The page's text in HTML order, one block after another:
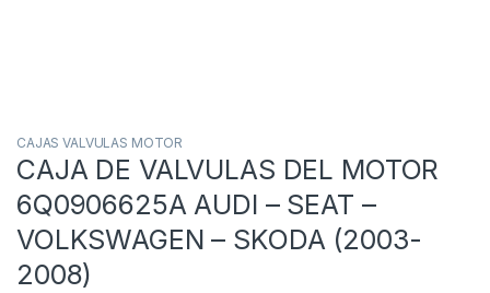
CAJAS VALVULAS MOTOR
CAJA DE VALVULAS DEL MOTOR
6Q0906625A AUDI – SEAT –
VOLKSWAGEN – SKODA (2003-
2008)